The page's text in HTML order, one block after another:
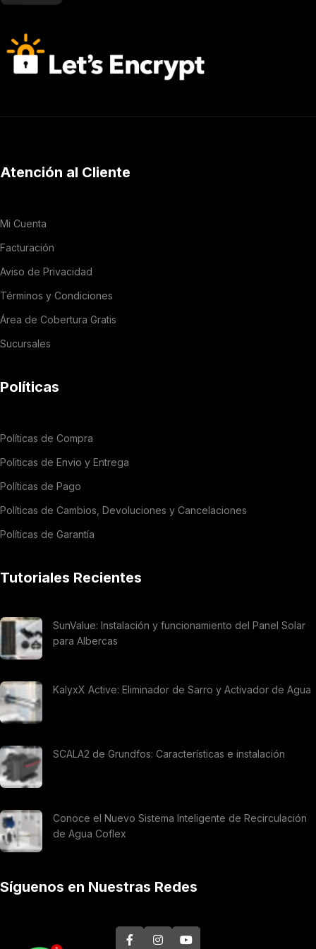
Atención al Cliente
Mi Cuenta
Facturación
Aviso de Privacidad
Términos y Condiciones
Área de Cobertura Gratis
Sucursales
Políticas
Políticas de Compra
Politicas de Envio y Entrega
Políticas de Pago
Políticas de Cambios, Devoluciones y Cancelaciones
Políticas de Garantía
Tutoriales Recientes
SunValue: Instalación y funcionamiento del Panel Solar
para Albercas
KalyxX Active: Eliminador de Sarro y Activador de Agua
SCALA2 de Grundfos: Características e instalación
Conoce el Nuevo Sistema Inteligente de Recirculación
de Agua Coflex
Síguenos en Nuestras Redes